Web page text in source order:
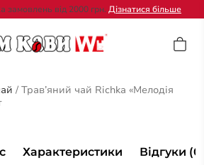
замовлень від 2000 грн. Дізнатися більше
/ Трав’яний чай Richka «Мелодія
Характеристики Відгуки